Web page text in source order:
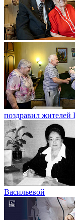
поздравил жителей
Васильевой